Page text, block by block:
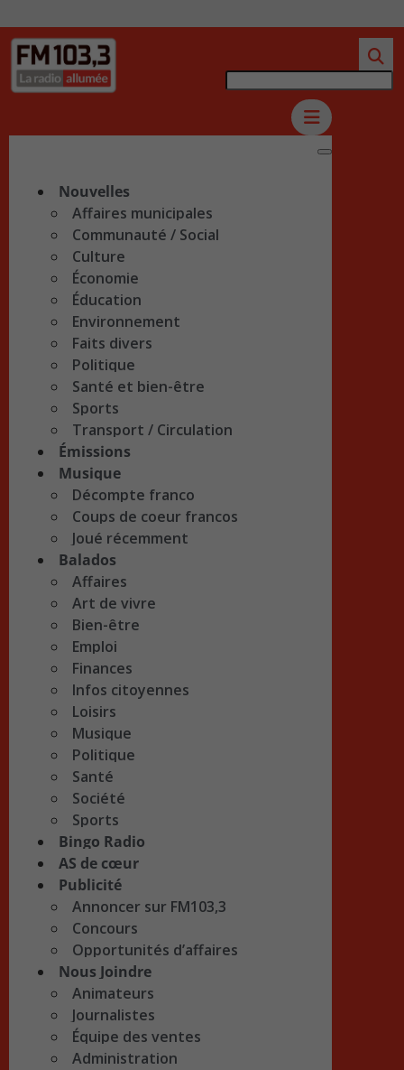
Nouvelles
Affaires municipales
Communauté / Social
Culture
Économie
Éducation
Environnement
Faits divers
Politique
Santé et bien-être
Sports
Transport / Circulation
Émissions
Musique
Décompte franco
Coups de coeur francos
Joué récemment
Balados
Affaires
Art de vivre
Bien-être
Emploi
Finances
Infos citoyennes
Loisirs
Musique
Politique
Santé
Société
Sports
Bingo Radio
AS de cœur
Publicité
Annoncer sur FM103,3
Concours
Opportunités d’affaires
Nous Joindre
Animateurs
Journalistes
Équipe des ventes
Administration